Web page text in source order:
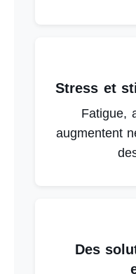
Stress et
Fatigue,
augmentent
Des